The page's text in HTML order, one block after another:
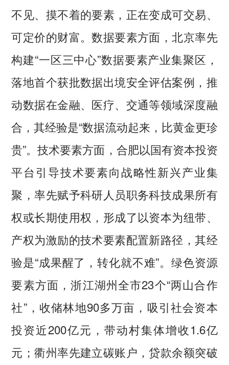
不见、摸不着的要素，正在变成可交易、
可定价的财富。数据要素方面，北京率先
构建“一区三中心”数据要素产业集聚区，
落地首个获批数据出境安全评估案例，推
动数据在金融、医疗、交通等领域深度融
合，其经验是“数据流动起来，比黄金更珍
贵”。技术要素方面，合肥以国有资本投资
平台引导技术要素向战略性新兴产业集
聚，率先赋予科研人员职务科技成果所有
权或长期使用权，形成了以资本为纽带、
产权为激励的技术要素配置新路径，其经
验是“成果醒了，转化就不难”。绿色资源
要素方面，浙江湖州全市23个“两山合作
社”，收储林地90多万亩，吸引社会资本
投资近200亿元，带动村集体增收1.6亿
元；衢州率先建立碳账户，贷款余额突破